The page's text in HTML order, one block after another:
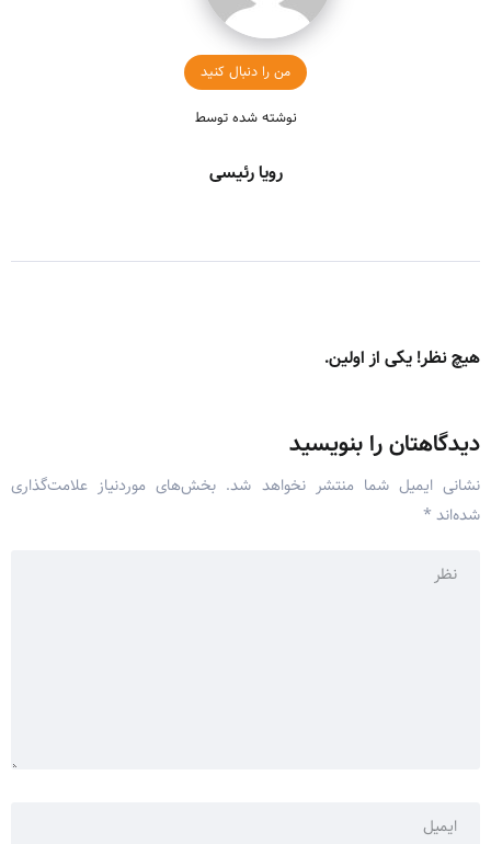
من را دنبال کنید
نوشته شده توسط
رویا رئیسی
هیچ نظر! یکی از اولین.
دیدگاهتان را بنویسید
نشانی ایمیل شما منتشر نخواهد شد. بخش‌های موردنیاز علامت‌گذاری
شده‌اند *